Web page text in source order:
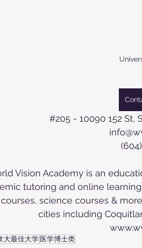
#205 - 10090 152 St,
Vision Academy is an
tutoring and online
science courses &
cities including
大最佳大学 医学博士类